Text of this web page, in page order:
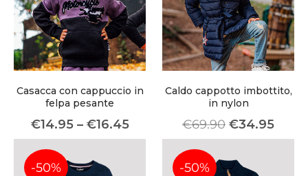
Privacy Policy
Sitemap
Blog
Forums
Casacca con cappuccio in
felpa pesante
€14.95– €16.45
Caldo cappotto imbottito,
in nylon
€69.90 €34.95
-50% -50%